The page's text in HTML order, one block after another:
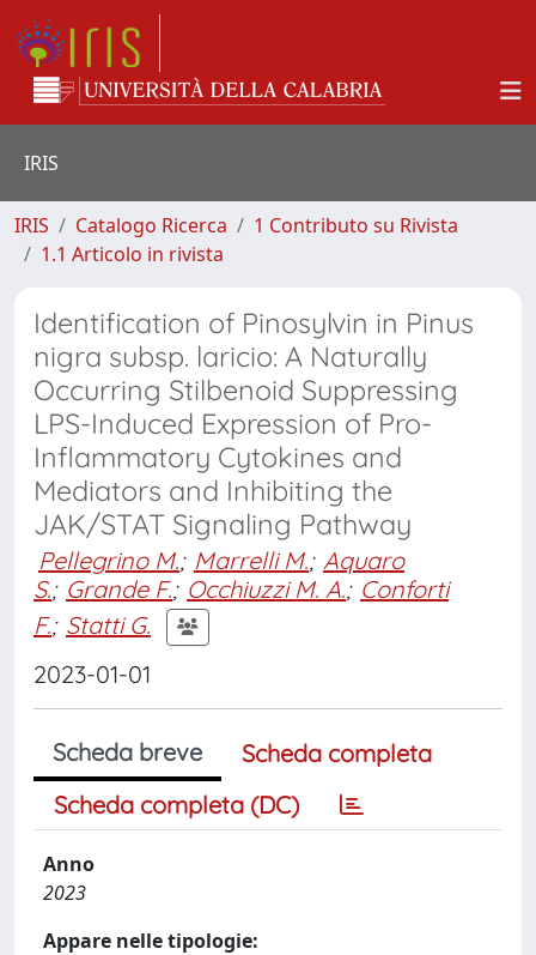
IRIS
IRIS Catalogo Ricerca
1 Contributo su Rivista
1.1 Articolo in rivista
Identification of Pinosylvin in Pinus
nigra subsp. laricio: A Naturally
Occurring Stilbenoid Suppressing
LPS-Induced Expression of Pro-
Inflammatory Cytokines and
Mediators and Inhibiting the
JAK/STAT Signaling Pathway
Pellegrino M.; Marrelli M.; Aquaro
S.; Grande F.; Occhiuzzi M. A.; Conforti
F.; Statti G.
2023-01-01
Scheda breve
Scheda completa
Scheda completa (DC)
Anno
2023
Appare nelle tipologie: